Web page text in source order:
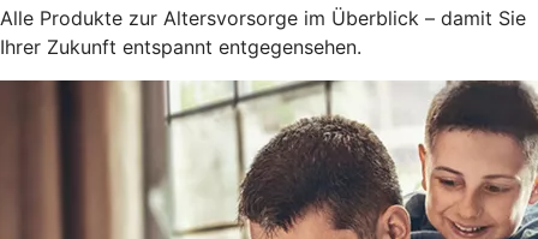
Alle Produkte zur Altersvorsorge im Überblick – damit Sie
Ihrer Zukunft entspannt entgegensehen.